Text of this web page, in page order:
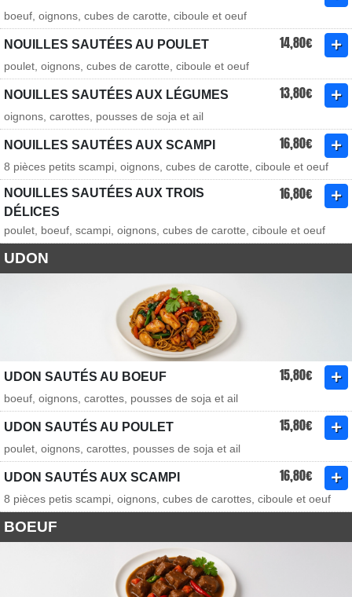
boeuf, oignons, cubes de carotte, ciboule et oeuf
NOUILLES SAUTÉES AU POULET 14,80€
poulet, oignons, cubes de carotte, ciboule et oeuf
NOUILLES SAUTÉES AUX LÉGUMES 13,80€
oignons, carottes, pousses de soja et ail
NOUILLES SAUTÉES AUX SCAMPI 16,80€
8 pièces petits scampi, oignons, cubes de carotte, ciboule et oeuf
NOUILLES SAUTÉES AUX TROIS
DÉLICES
16,80€
poulet, boeuf, scampi, oignons, cubes de carotte, ciboule et oeuf
UDON
UDON SAUTÉS AU BOEUF 15,80€
boeuf, oignons, carottes, pousses de soja et ail
UDON SAUTÉS AU POULET 15,80€
poulet, oignons, carottes, pousses de soja et ail
UDON SAUTÉS AUX SCAMPI 16,80€
8 pièces petis scampi, oignons, cubes de carottes, ciboule et oeuf
BOEUF